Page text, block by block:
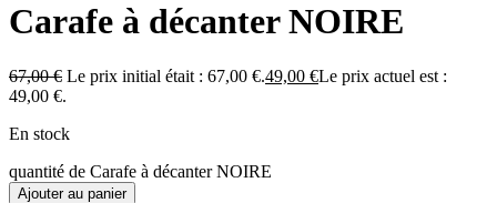
Carafe à décanter NOIRE
67,00€ Le prix initial était : 67,00 €.49,00 €Le prix actuel est :
49,00 €.
En stock
quantité de Carafe à décanter NOIRE
Ajouter au panier